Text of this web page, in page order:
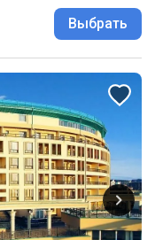
Выбрать